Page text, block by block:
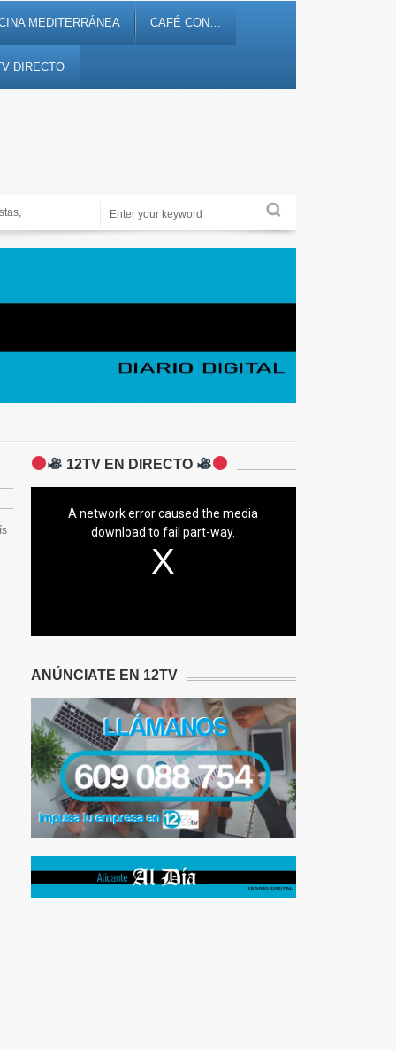
MEDITERRÁNEA CAFÉ CON…
DIRECTO
Periodismo de proximidad en 12tv.es
12TV EN DIRECTO
A network error caused the media
download to fail part-way.
ANÚNCIATE EN 12TV